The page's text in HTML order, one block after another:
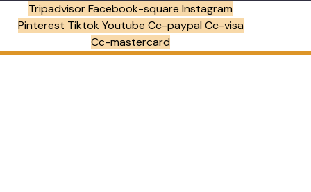
TripadvisorFacebook-square Instagram
Pinterest Tiktok Youtube Cc-paypal Cc-visa
Cc-mastercard